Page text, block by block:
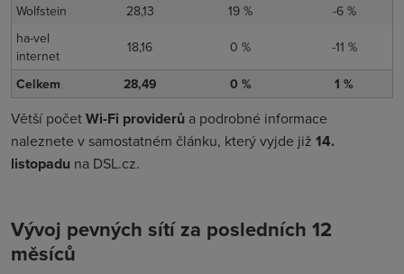
Wolfstein
28,13 19 %
-6 %
ha-vel
internet
18,16 0 % -11 %
Celkem 28,49 0 % 1 %
Větší početWi-Fi providerů a podrobné informace
naleznete v samostatném článku, který vyjde již 14.
listopadu na DSL.cz.
Vývoj pevných sítí za posledních 12
měsíců